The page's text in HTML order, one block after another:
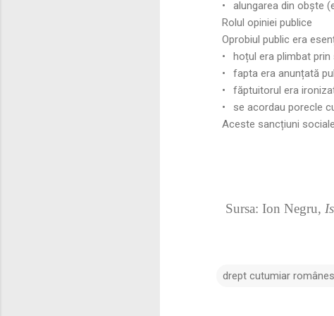
•
alungarea din obște
Rolul opiniei publice
Oprobiul public era
•
hoțul era plimbat
•
fapta era anunțată
•
făptuitorul era
•
se acordau porecle
Aceste sancțiuni
Sursa: Ion Negru,
drept cutumiar